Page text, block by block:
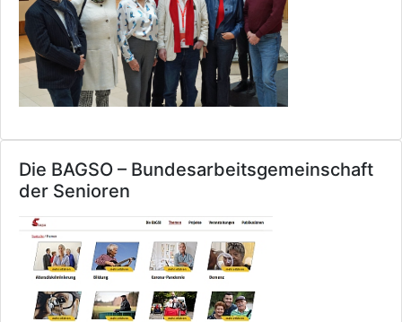
Die BAGSO – Bundesarbeitsgemeinschaft
der Senioren